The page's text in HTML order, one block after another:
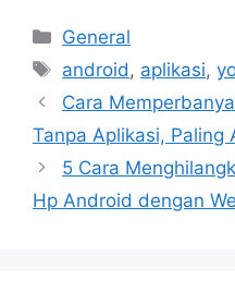
Categories
General
Tags
android, aplikasi,
Cara
Tanpa Aplikasi, Paling
5 Cara
Hp Android dengan